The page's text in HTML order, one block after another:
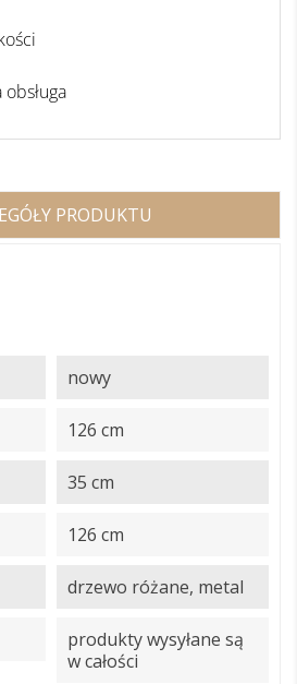
PRODUKTU
nowy
126 cm
35 cm
126 cm
drzewo różane, metal
produkty wysyłane są
w całości